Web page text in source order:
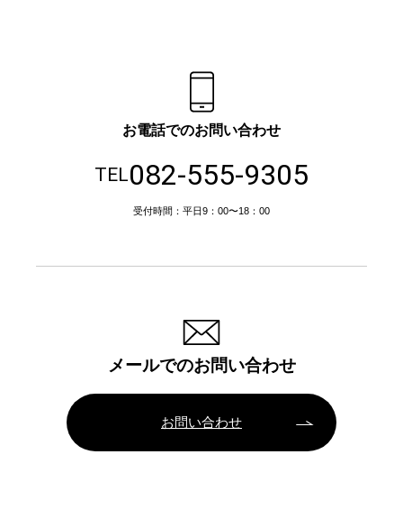
お電話でのお問い合わせ
TEL082-555-9305
受付時間：平日9：00〜18：00
メールでのお問い合わせ
お問い合わせ